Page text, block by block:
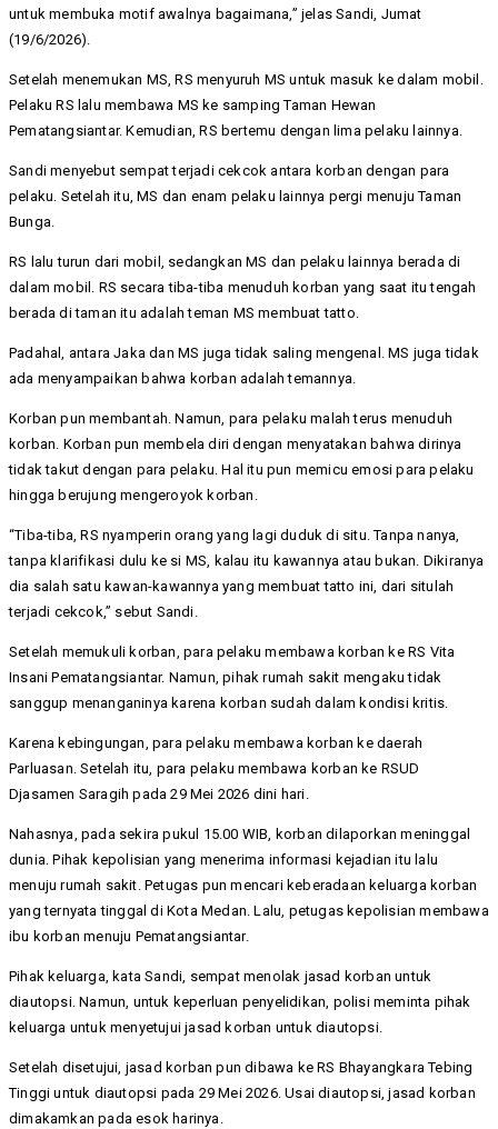
untuk membuka motif awalnya bagaimana,” jelas Sandi, Jumat
(19/6/2026).
Setelah menemukan MS, RS menyuruh MS untuk masuk ke dalam mobil.
Pelaku RS lalu membawa MS ke samping Taman Hewan
Pematangsiantar. Kemudian, RS bertemu dengan lima pelaku lainnya.
Sandi menyebut sempat terjadi cekcok antara korban dengan para
pelaku. Setelah itu, MS dan enam pelaku lainnya pergi menuju Taman
Bunga.
RS lalu turun dari mobil, sedangkan MS dan pelaku lainnya berada di
dalam mobil. RS secara tiba-tiba menuduh korban yang saat itu tengah
berada di taman itu adalah teman MS membuat tatto.
Padahal, antara Jaka dan MS juga tidak saling mengenal. MS juga tidak
ada menyampaikan bahwa korban adalah temannya.
Korban pun membantah. Namun, para pelaku malah terus menuduh
korban. Korban pun membela diri dengan menyatakan bahwa dirinya
tidak takut dengan para pelaku. Hal itu pun memicu emosi para pelaku
hingga berujung mengeroyok korban.
“Tiba-tiba, RS nyamperin orang yang lagi duduk di situ. Tanpa nanya,
tanpa klarifikasi dulu ke si MS, kalau itu kawannya atau bukan. Dikiranya
dia salah satu kawan-kawannya yang membuat tatto ini, dari situlah
terjadi cekcok,” sebut Sandi.
Setelah memukuli korban, para pelaku membawa korban ke RS Vita
Insani Pematangsiantar. Namun, pihak rumah sakit mengaku tidak
sanggup menanganinya karena korban sudah dalam kondisi kritis.
Karena kebingungan, para pelaku membawa korban ke daerah
Parluasan. Setelah itu, para pelaku membawa korban ke RSUD
Djasamen Saragih pada 29 Mei 2026 dini hari.
Nahasnya, pada sekira pukul 15.00 WIB, korban dilaporkan meninggal
dunia. Pihak kepolisian yang menerima informasi kejadian itu lalu
menuju rumah sakit. Petugas pun mencari keberadaan keluarga korban
yang ternyata tinggal di Kota Medan. Lalu, petugas kepolisian membawa
ibu korban menuju Pematangsiantar.
Pihak keluarga, kata Sandi, sempat menolak jasad korban untuk
diautopsi. Namun, untuk keperluan penyelidikan, polisi meminta pihak
keluarga untuk menyetujui jasad korban untuk diautopsi.
Setelah disetujui, jasad korban pun dibawa ke RS Bhayangkara Tebing
Tinggi untuk diautopsi pada 29 Mei 2026. Usai diautopsi, jasad korban
dimakamkan pada esok harinya.